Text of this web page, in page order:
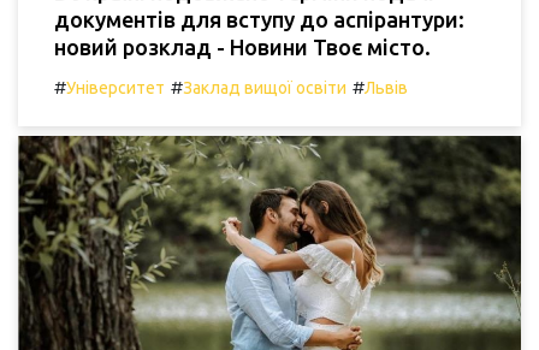
документів для вступу до аспірантури:
новий розклад - Новини Твоє місто.
#Університет #Заклад вищої освіти #Львів